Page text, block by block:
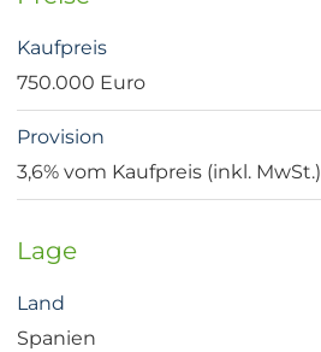
Kaufpreis
750.000 Euro
Provision
3,6% vom Kaufpreis (inkl. MwSt.)
Lage
Land
Spanien